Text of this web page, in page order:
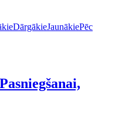
DārgākieJaunākiePēc
Pasniegšanai,